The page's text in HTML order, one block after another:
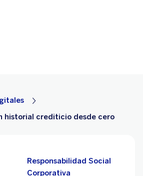
historial crediticio desde cero
Responsabilidad Social
Corporativa